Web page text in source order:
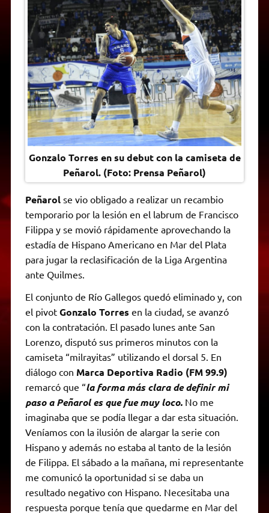
A
p
p
a
m
e
r
o
o
k
n
g
e
r
i
n
k
F
r
i
e
n
d
l
y
Gonzalo Torres en su debut con la camiseta de
Peñarol. (Foto: Prensa Peñarol)
Peñarol se vio obligado a realizar un recambio
temporario por la lesión en el labrum de Francisco
Filippa y se movió rápidamente aprovechando la
estadía de Hispano Americano en Mar del Plata
para jugar la reclasificación de la Liga Argentina
ante Quilmes.
El conjunto de Río Gallegos quedó eliminado y, con
el pivot Gonzalo Torres en la ciudad, se avanzó
con la contratación. El pasado lunes ante San
Lorenzo, disputó sus primeros minutos con la
camiseta “milrayitas” utilizando el dorsal 5. En
diálogo con Marca Deportiva Radio (FM 99.9)
remarcó que “la forma más clara de definir mi
paso a Peñarol es que fue muy loco.No me
imaginaba que se podía llegar a dar esta situación.
Veníamos con la ilusión de alargar la serie con
Hispano y además no estaba al tanto de la lesión
de Filippa. El sábado a la mañana, mi representante
me comunicó la oportunidad si se daba un
resultado negativo con Hispano. Necesitaba una
respuesta porque tenía que quedarme en Mar del